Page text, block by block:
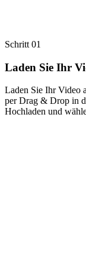
Schritt 01
Laden Sie Ihr
Laden Sie Ihr Video
per Drag & Drop in
Hochladen und